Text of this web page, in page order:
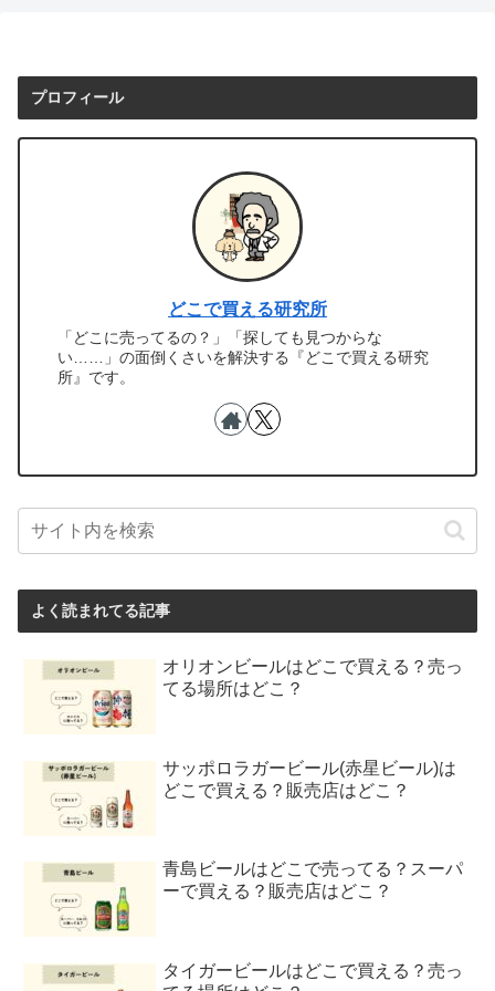
プロフィール
どこで買える研究所
「どこに売ってるの？」「探しても見つからな
い……」の面倒くさいを解決する『どこで買える研究
所』です。
よく読まれてる記事
オリオンビールはどこで買える？売っ
てる場所はどこ？
サッポロラガービール(赤星ビール)は
どこで買える？販売店はどこ？
青島ビールはどこで売ってる？スーパ
ーで買える？販売店はどこ？
タイガービールはどこで買える？売っ